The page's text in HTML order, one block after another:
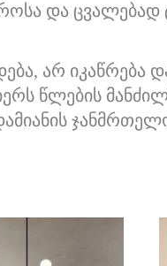
და
არ იკაწრება
წლების